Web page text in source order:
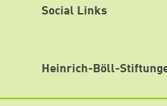
E-Mail: kontakt@boell-
Social Links
Youtube
Heinrich-Böll-